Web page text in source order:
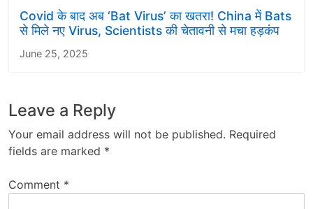
Covid के बाद अब ‘Bat Virus’ का खतरा! China में Bats
से मिले नए Virus, Scientists की चेतावनी से मचा हड़कंप
June 25, 2025
Leave a Reply
Your email address will not be published. Required
fields are marked *
Comment *